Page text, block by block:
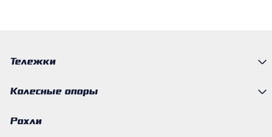
Тележки
Колесные опоры
Рохли